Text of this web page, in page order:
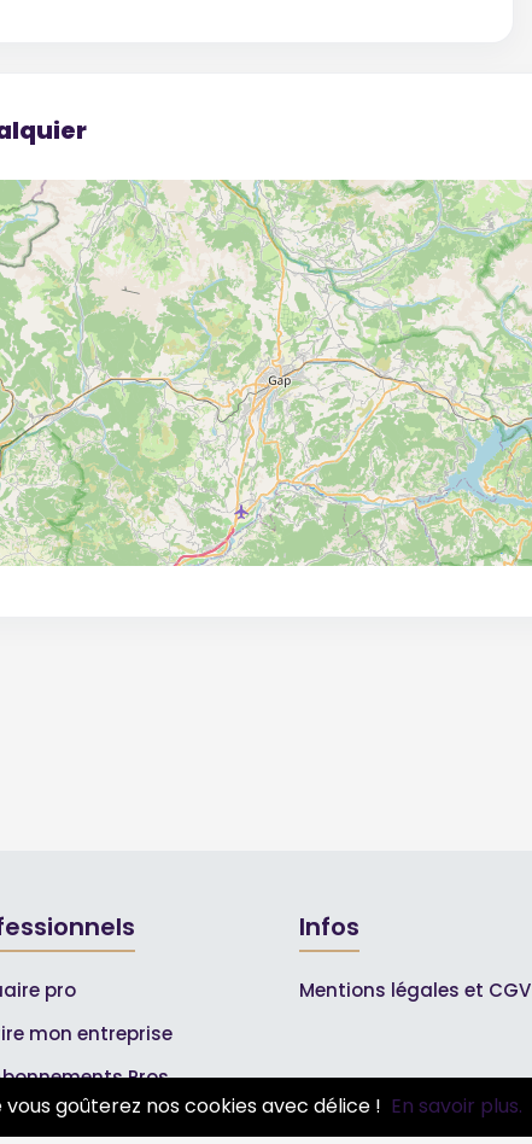
pro
mon entreprise
Pros
Infos
Mentions légales et CGV
goûterez nos cookies avec délice ! En savoir plus.